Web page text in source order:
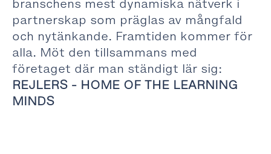
branschens mest dynamiska nätverk i
partnerskap som präglas av mångfald
och nytänkande. Framtiden kommer för
alla. Möt den tillsammans med
företaget där man ständigt lär sig:
REJLERS - HOME OF THE LEARNING
MINDS